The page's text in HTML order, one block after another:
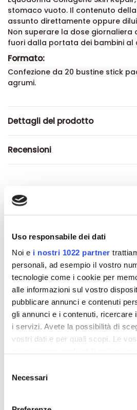
Uso responsabile dei dati
Noi e i nostri 1022 partner
personali, ad esempio il vostro
tecnologie come i cookie per
alle informazioni sul vostro
pubblicare annunci e contenuti
gli annunci e i contenuti, ricercare
i servizi. Avete la possibilità di
vostri dati e per quali scopi. Le
modificare o revocare il proprio
momento dalla Dichiarazione sui
delNecessari
stomaco vuoto. Il contenuto
assunto direttamente oppure
Non superare la dose giornaliera
fuori dalla portata dei bambini al
Formato:
Confezione da 20 bustine stick
agrumi.
Dettagli del prodotto
Recensioni
Altri prodotti che
-42% -